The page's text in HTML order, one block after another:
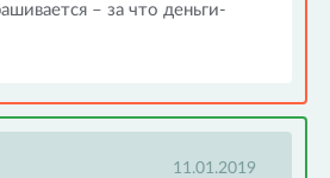
– за что деньги-
11.01.2019